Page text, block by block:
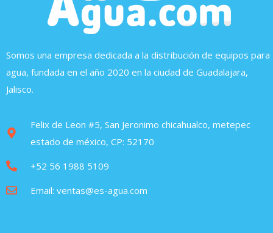
Somos una empresa dedicada a la distribución de equipos para
agua, fundada en el año 2020 en la ciudad de Guadalajara,
Jalisco.
Felix de Leon #5, San Jeronimo chicahualco, metepec
estado de méxico, CP: 52170
+52 56 1988 5109
Email: ventas@es-agua.com